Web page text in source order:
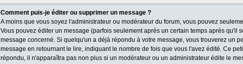
Comment puis-je éditer ou supprimer un message ?
A moins que vous soyez l'administrateur ou modérateur du forum, vous pouvez
Vous pouvez éditer un message (parfois seulement après un certain temps après qu'il
message concerné. Si quelqu'un a déjà répondu à votre message, vous trouverez un
message en retournant le lire, indiquant le nombre de fois que vous l'avez édité. Ce
répondu, il n'apparaîtra pas non plus si un modérateur ou un administrateur édite le